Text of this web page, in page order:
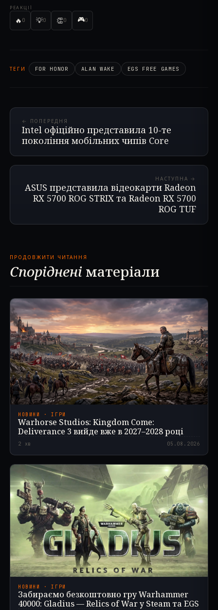
РЕАКЦІЇ
🔥 0 💡0 👏0 🎮0
ТЕГИ FOR HONOR ALAN WAKE EGS FREE GAMES
← ПОПЕРЕДНЯ
Intel офіційно представила 10-те
покоління мобільних чипів Core
НАСТУПНА →
ASUS представила відеокарти Radeon
RX 5700 ROG STRIX та Radeon RX 5700
ROG TUF
ПРОДОВЖИТИ ЧИТАННЯ
Споріднені матеріали
НОВИНИ · ІГРИ
Warhorse Studios: Kingdom Come:
Deliverance 3 вийде вже в 2027–2028 році
2 хв 05.08.2026
НОВИНИ · ІГРИ
Забираємо безкоштовно гру Warhammer
40000: Gladius — Relics of War у Steam та EGS